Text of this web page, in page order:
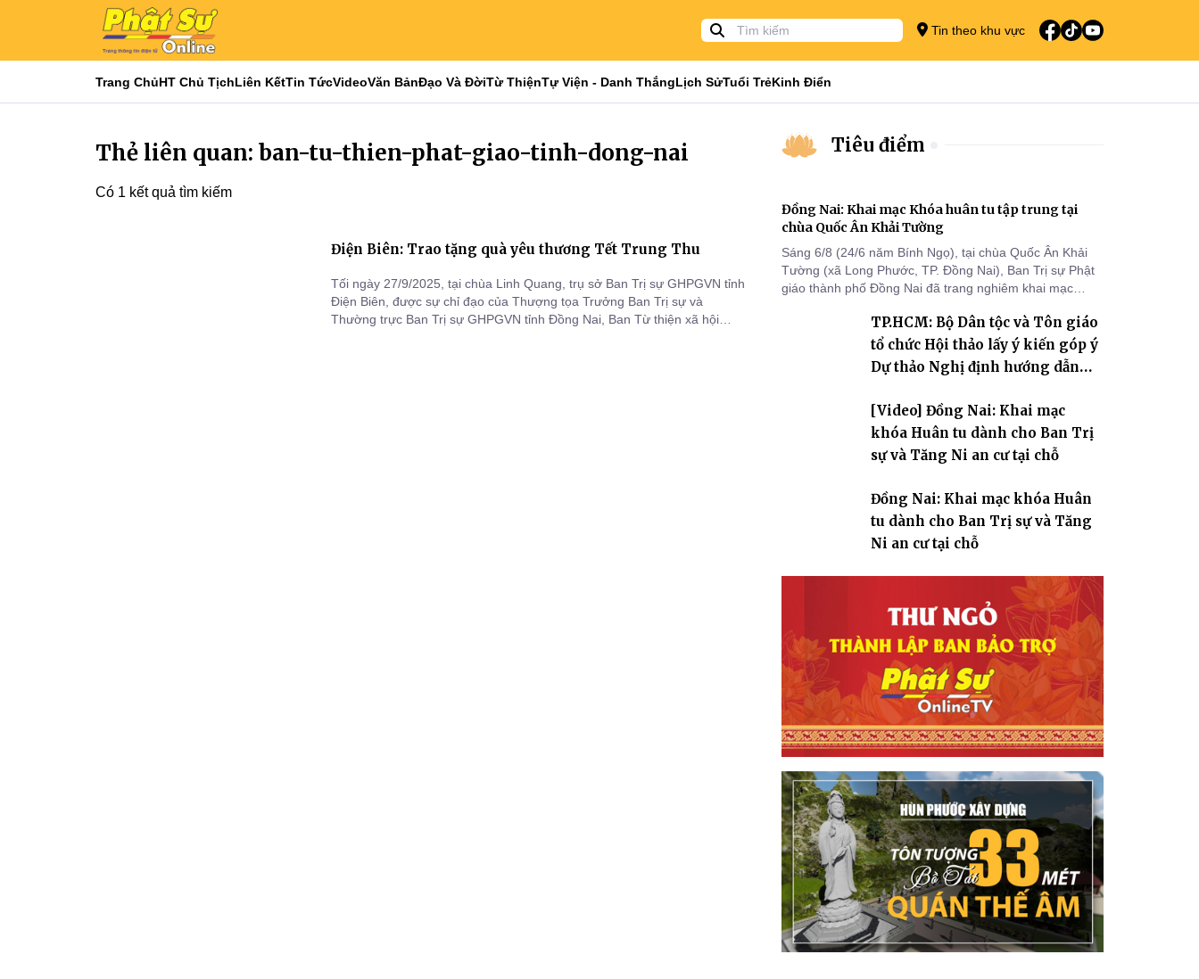
Tin theo khu vực
Trang ChủHT Chủ TịchLiên KếtTin TứcVideoVăn BảnĐạo Và ĐờiTừ ThiệnTự Viện - Danh ThắngLịch SửTuổi TrẻKinh Điển
Thẻ liên quan: ban-tu-thien-phat-giao-tinh-dong-nai
Có 1 kết quả tìm kiếm
Điện Biên: Trao tặng quà yêu thương Tết Trung Thu
Tối ngày 27/9/2025, tại chùa Linh Quang, trụ sở Ban Trị sự GHPGVN tỉnh
Điện Biên, được sự chỉ đạo của Thượng tọa Trưởng Ban Trị sự và
Thường trực Ban Trị sự GHPGVN tỉnh Đồng Nai, Ban Từ thiện xã hội
Tiêu điểm
Đồng Nai: Khai mạc Khóa huân tu tập trung tại
chùa Quốc Ân Khải Tường
Sáng 6/8 (24/6 năm Bính Ngọ), tại chùa Quốc Ân Khải
Tường (xã Long Phước, TP. Đồng Nai), Ban Trị sự Phật
giáo thành phố Đồng Nai đã trang nghiêm khai mạc
2570 dành cho chư Tăng hành giả an cư tại chỗ khu vực
VII, VIII và trường hạ chùa Quốc Ân Khải Tường.
TP.HCM: Bộ Dân tộc và Tôn giáo
tổ chức Hội thảo lấy ý kiến góp ý
Dự thảo Nghị định hướng dẫn
giáo
[Video] Đồng Nai: Khai mạc
khóa Huân tu dành cho Ban Trị
sự và Tăng Ni an cư tại chỗ
Đồng Nai: Khai mạc khóa Huân
tu dành cho Ban Trị sự và Tăng
Ni an cư tại chỗ